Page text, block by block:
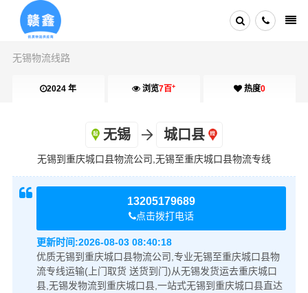
无锡物流线路
2024 年 浏览7百+ 热度0
无锡 城口县
无锡到重庆城口县物流公司,无锡至重庆城口县物流专线
13205179689
点击拨打电话
更新时间:2026-08-03 08:40:18
优质无锡到重庆城口县物流公司,专业无锡至重庆城口县物
流专线运输(上门取货 送货到门)从无锡发货运去重庆城口
县,无锡发物流到重庆城口县,一站式无锡到重庆城口县直达